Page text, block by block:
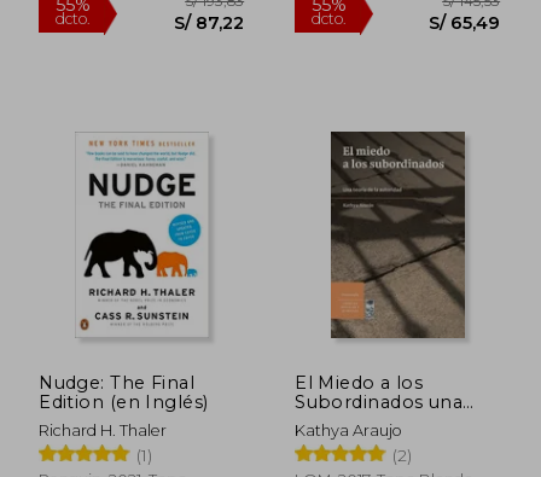
Nudge: The Final
Edition (en Inglés)
Richard H. Thaler
(1)
El Miedo a los
Subordinados una
Teoría de la Autoridad
Kathya Araujo
(2)